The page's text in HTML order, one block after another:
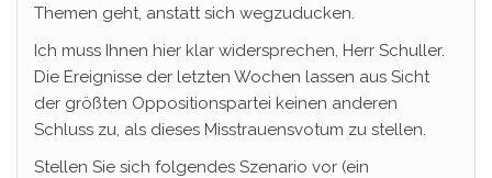
Themen geht, anstatt sich wegzuducken.
Ich muss Ihnen hier klar widersprechen, Herr Schuller.
Die Ereignisse der letzten Wochen lassen aus Sicht
der größten Oppositionspartei keinen anderen
Schluss zu, als dieses Misstrauensvotum zu stellen.
Stellen Sie sich folgendes Szenario vor (ein